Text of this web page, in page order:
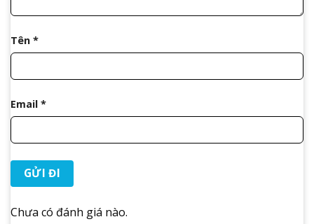
Tên *
Email *
Chưa có đánh giá nào.